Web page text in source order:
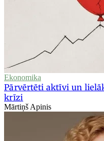
Ekonomika
Pārvērtēti aktīvi un
krīzi
Mārtiņš Apinis